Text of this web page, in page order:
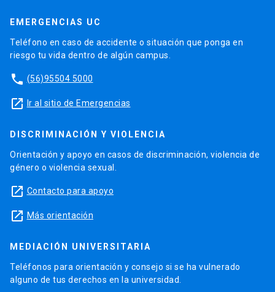
EMERGENCIAS UC
Teléfono en caso de accidente o situación que ponga en
riesgo tu vida dentro de algún campus.
phone (56)95504 5000
launch Ir al sitio de Emergencias
DISCRIMINACIÓN Y VIOLENCIA
Orientación y apoyo en casos de discriminación, violencia de
género o violencia sexual.
launch Contacto para apoyo
launch Más orientación
MEDIACIÓN UNIVERSITARIA
Teléfonos para orientación y consejo si se ha vulnerado
alguno de tus derechos en la universidad.